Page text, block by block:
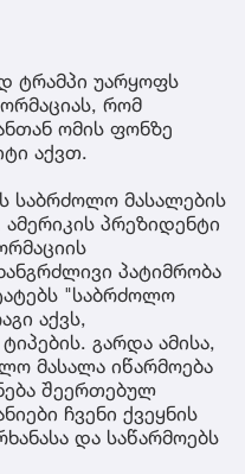
ტრამპი უარყოფს
რომ
ომის ფონზე
აქვთ.
საბრძოლო მასალების
პრეზიდენტი
პატიმრობა
"საბრძოლო
აქვს,
გარდა ამისა,
მასალა იწარმოება
შეერთებულ
ჩვენი ქვეყნის
და საწარმოებს